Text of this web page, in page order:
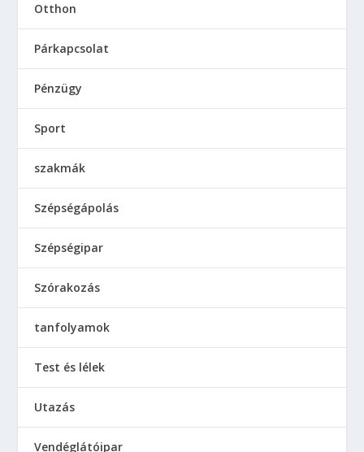
Otthon
Párkapcsolat
Pénzügy
Sport
szakmák
Szépségápolás
Szépségipar
Szórakozás
tanfolyamok
Test és lélek
Utazás
Vendéglátóipar